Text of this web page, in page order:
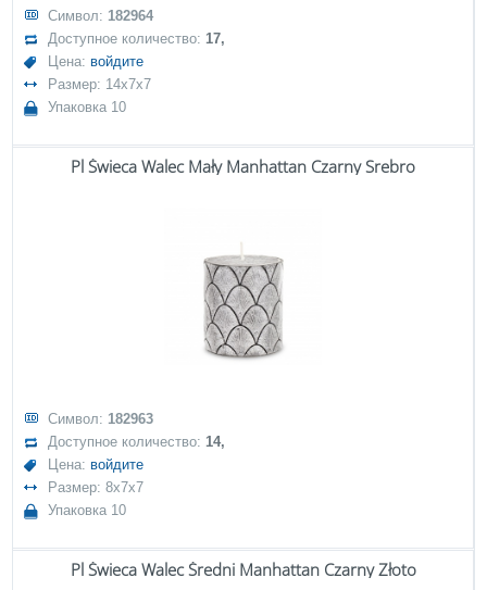
Символ: 182964
Доступное количество:17,
Цена: войдите
Размер: 14x7x7
Упаковка 10
Pl Świeca Walec Mały Manhattan Czarny Srebro
Символ: 182963
Доступное количество:14,
Цена: войдите
Размер: 8x7x7
Упаковка 10
Pl Świeca Walec Średni Manhattan Czarny Złoto